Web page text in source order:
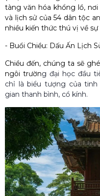
tàng văn hóa khổng lồ,
và lịch sử của 54 dân tộc
nhiều kiến thức thú vị về
- Buổi Chiều: Dấu Ấn Lịch
Chiều đến, chúng ta sẽ
ngôi trường đại học đầu
chỉ là biểu tượng của
gian thanh bình, cổ kính.